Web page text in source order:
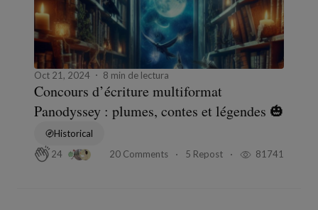
Oct 21, 2024 8 min de lectura
Concours d’écriture multiformat
Panodyssey : plumes, contes et légendes 🎃
Historical
24
20 Comments 5 Repost 81741